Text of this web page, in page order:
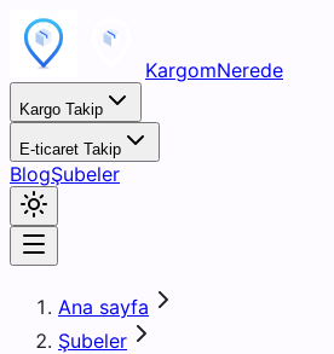
KargomNerede
Kargo Takip
E-ticaret Takip
BlogŞubeler
Ana sayfa
Şubeler